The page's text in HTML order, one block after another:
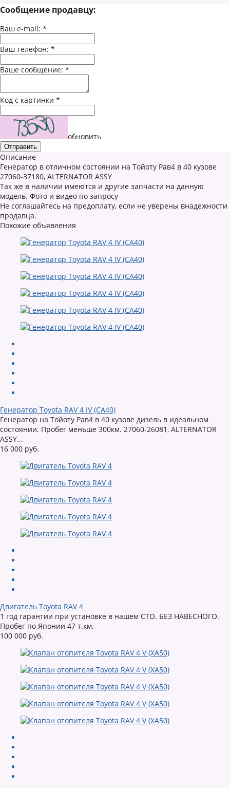
Сообщение продавцу:
Ваш e-mail: *
Ваш телефон: *
Ваше сообщение: *
Код с картинки *
обновить
Описание
Генератор в отличном состоянии на Тойоту Рав4 в 40 кузове
27060-37180, ALTERNATOR ASSY
Так же в наличии имеются и другие запчасти на данную
модель. Фото и видео по запросу
Не соглашайтесь на предоплату, если не уверены внадежности
продавца.
Похожие объявления
Генератор Toyota RAV 4 IV (CA40)
Генератор на Тойоту Рав4 в 40 кузове дизель в идеальном
состоянии. Пробег меньше 300км. 27060-26081, ALTERNATOR
ASSY...
16 000 руб.
Двигатель Toyota RAV 4
1 год гарантии при установке в нашем СТО. БЕЗ НАВЕСНОГО.
Пробег по Японии 47 т.км.
100 000 руб.